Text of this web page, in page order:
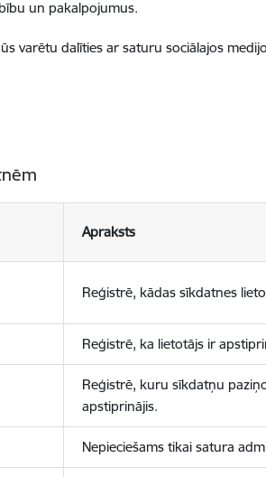
un pakalpojumus.
varētu dalīties ar saturu sociālajos
Apraksts
Reģistrē, kādas sīkdatnes
Reģistrē, ka lietotājs ir
Reģistrē, kuru sīkdatņu
apstiprinājis.
Nepieciešams tikai satura